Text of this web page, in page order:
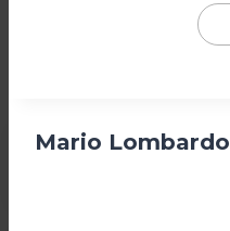
Mario Lombardo